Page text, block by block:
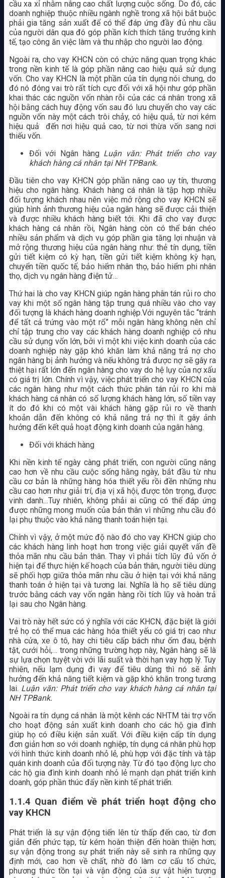
cầu xa xỉ nhằm nâng cao chất lượng cuộc sống. Do đó, các
doanh nghiệp thuộc nhiều ngành nghề trong xã hội bắt buộc
phải gia tăng sản xuất để có thể đáp ứng đầy đủ nhu cầu
của người dân qua đó góp phần kích thích tăng trưởng kinh
tế, tạo công ăn việc làm và thu nhập cho người lao động.
Ngoài ra, cho vay KHCN còn có chức năng quan trọng khác
trong nền kinh tế là góp phần nâng cao hiệu quả sử dụng
vốn. Cho vay KHCN là một phần của tín dụng nói chung, do
đó nó đóng vai trò rất tích cực đối với xã hội như góp phần
khai thác các nguồn vốn nhàn rỗi của các cá nhân trong xã
hội bằng cách huy động vốn sau đó lưu chuyển cho vay các
nguồn vốn này một cách trôi chảy, có hiệu quả, từ nơi kém
hiệu quả đến nơi hiệu quả cao, từ nơi thừa vốn sang nơi
thiếu vốn.
Đối với Ngân hàng Luận văn: Phát triển cho vay
khách hàng cá nhân tại NH TPBank.
Đầu tiên cho vay KHCN góp phần nâng cao uy tín, thương
hiệu cho ngân hàng. Khách hàng cá nhân là tập hợp nhiều
đối tượng khách nhau nên việc mở rộng cho vay KHCN sẽ
giúp hình ảnh thương hiệu của ngân hàng sẽ được cải thiện
và được nhiều khách hàng biết tới. Khi đã cho vay được
khách hàng cá nhân rồi, Ngân hàng còn có thể bán chéo
nhiều sản phẩm và dịch vụ góp phần gia tăng lợi nhuận và
mở rộng thương hiệu của ngân hàng như: thẻ tín dụng, tiền
gửi tiết kiệm có kỳ hạn, tiền gửi tiết kiệm không kỳ hạn,
chuyển tiền quốc tế, bảo hiểm nhân thọ, bảo hiểm phi nhân
thọ, dịch vụ ngân hàng điện tử…
Thứ hai là cho vay KHCN giúp ngân hàng phân tán rủi ro cho
vay khi một số ngân hàng tập trung quá nhiều vào cho vay
đối tượng là khách hàng doanh nghiệp.Với nguyên tắc “tránh
để tất cả trứng vào một rổ” mỗi ngân hàng không nên chỉ
chỉ tập trung cho vay các khách hàng doanh nghiệp có nhu
cầu sử dụng vốn lớn, bởi vì một khi việc kinh doanh của các
doanh nghiệp này gặp khó khăn làm khả năng trả nợ cho
ngân hàng bị ảnh hưởng và nếu không trả được nợ sẽ gây ra
thiệt hại rất lớn đến ngân hàng cho vay do hệ lụy của nợ xấu
có giá trị lớn. Chính vì vậy, việc phát triển cho vay KHCN của
các ngân hàng như một cách thức phân tán rủi ro khi mà
khách hàng cá nhân có số lượng khách hàng lớn, số tiền vay
ít do đó khi có một vài khách hàng gặp rủi ro về thanh
khoản dẫn đến không có khả năng trả nợ thì ít gây ảnh
hưởng đến kết quả hoạt động kinh doanh của ngân hàng.
Đối với khách hàng
Khi nền kinh tế ngày càng phát triển, con người cũng nâng
cao hơn về nhu cầu cuộc sống hằng ngày, bắt đầu từ nhu
cầu cơ bản là những hàng hóa thiết yếu rồi đền những nhu
cầu cao hơn như giải trí, địa vị xã hội, được tôn trọng, được
vinh danh…Tuy nhiên, không phải ai cũng có thể đáp ứng
được những mong muốn của bản thân vì những nhu cầu đó
lại phụ thuộc vào khả năng thanh toán hiện tại.
Chính vì vậy, ở một mức độ nào đó cho vay KHCN giúp cho
các khách hàng linh hoạt hơn trong việc giải quyết vấn đề
thỏa mãn nhu cầu bản thân. Thay vì phải tích lũy đủ vốn ở
hiện tại để thực hiện kế hoạch của bản thân, người tiêu dùng
sẽ phối hợp giữa thỏa mãn nhu cầu ở hiện tại với khả năng
thanh toán ở hiện tại và tương lai. Nghĩa là họ sẽ tiêu dùng
trước bằng cách vay vốn ngân hàng rồi tích lũy và hoàn trả
lại sau cho Ngân hàng.
Vai trò này hết sức có ý nghĩa với các KHCN, đặc biệt là giới
trẻ họ có thể mua các hàng hóa thiết yếu có giá trị cao như
nhà cửa, xe ô tô, hay chi tiêu cấp bách như ốm đau, bệnh
tật, cưới hỏi,… trong những trường hợp này, Ngân hàng sẽ là
sự lựa chọn tuyệt vời với lãi suất và thời hạn vay hợp lý. Tuy
nhiên, nếu lạm dụng đi vay để tiêu dùng thì nó sẽ ảnh
hưởng đến khả năng tiết kiệm và gặp khó khăn trong tương
lai. Luận văn: Phát triển cho vay khách hàng cá nhân tại
NH TPBank.
Ngoài ra tín dụng cá nhân là một kênh các NHTM tài trợ vốn
cho hoạt động sản xuất kinh doanh cho các hộ gia đình
giúp họ có điều kiện sản xuất. Với điều kiện cấp tín dụng
đơn giản hơn so với doanh nghiệp, tín dụng cá nhân phù hợp
với hình thức kinh doanh nhỏ lẻ, phù hợp với đặc tính và tập
quán kinh doanh của đối tượng này. Từ đó tạo động lực cho
các hộ gia đình kinh doanh nhỏ lẻ mạnh dạn phát triển kinh
doanh, góp phần thúc đẩy nền kinh tế phát triển.
1.1.4 Quan điểm về phát triển hoạt động cho
vay KHCN
Phát triển là sự vận động tiến lên từ thấp đến cao, từ đơn
giản đến phức tạp, từ kém hoàn thiện đến hoàn thiện hơn;
sự vận động trong sự phát triển này sẽ sinh ra những quy
định mới, cao hơn về chất, nhờ đó làm cơ cấu tổ chức,
phương thức tồn tại và vận động của sự vật hiện tượng